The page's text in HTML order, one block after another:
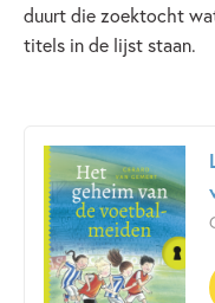
duurt die zoektocht
titels in de lijst staan.